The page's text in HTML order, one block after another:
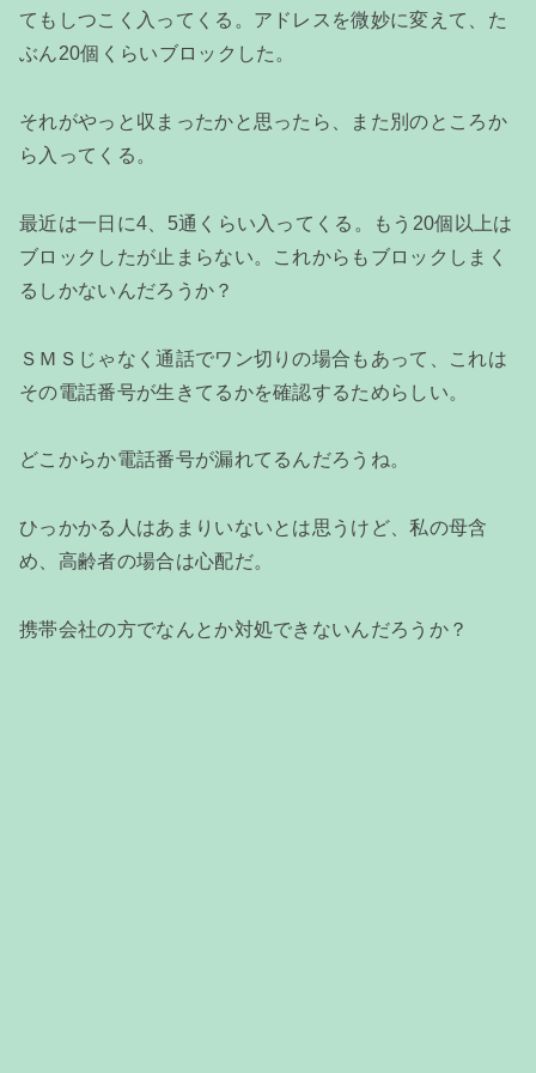
てもしつこく入ってくる。アドレスを微妙に変えて、た
ぶん20個くらいブロックした。
それがやっと収まったかと思ったら、また別のところか
ら入ってくる。
最近は一日に4、5通くらい入ってくる。もう20個以上は
ブロックしたが止まらない。これからもブロックしまく
るしかないんだろうか？
ＳＭＳじゃなく通話でワン切りの場合もあって、これは
その電話番号が生きてるかを確認するためらしい。
どこからか電話番号が漏れてるんだろうね。
ひっかかる人はあまりいないとは思うけど、私の母含
め、高齢者の場合は心配だ。
携帯会社の方でなんとか対処できないんだろうか？